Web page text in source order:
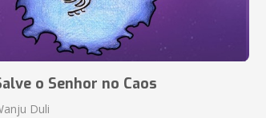
o Senhor no Caos
Duli